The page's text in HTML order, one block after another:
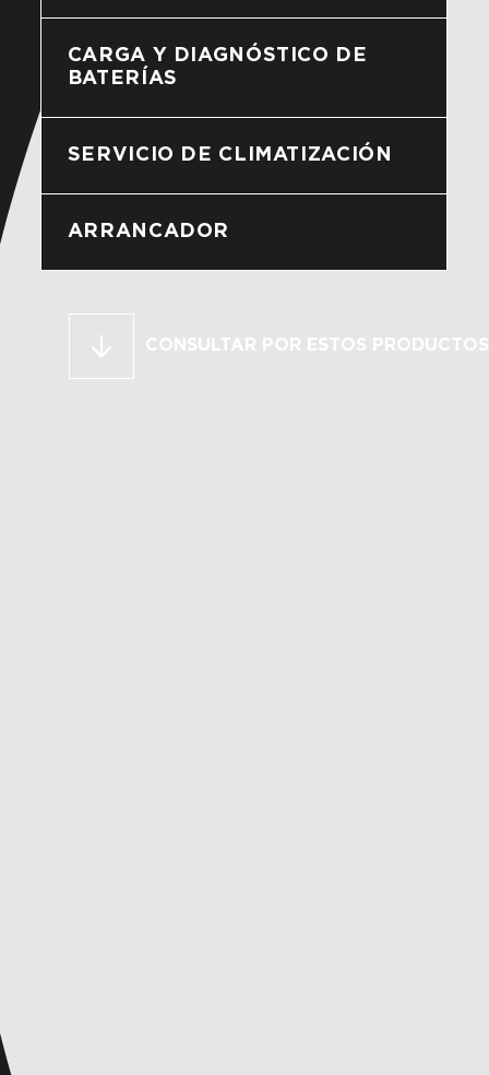
CARGA Y DIAGNÓSTICO DE
BATERÍAS
SERVICIO DE CLIMATIZACIÓN
ARRANCADOR
CONSULTAR POR ESTOS PRODUCTOS